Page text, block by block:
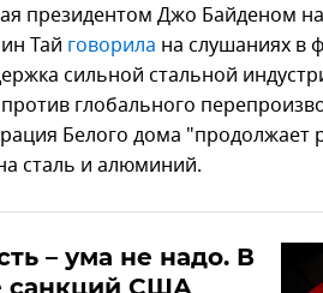
президентом Джо Байденом
Тай говорила на слушаниях в
сильной стальной
глобального
Белого дома "продолжает
сталь и алюминий.
– ума не надо. В
санкций США